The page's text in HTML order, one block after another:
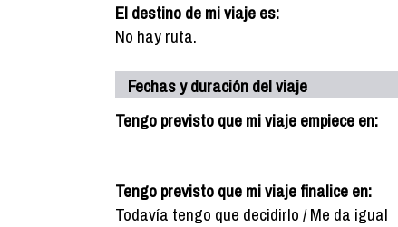
El destino de mi viaje es:
No hay ruta.
Fechas y duración del viaje
Tengo previsto que mi viaje empiece en:
Tengo previsto que mi viaje finalice en:
Todavía tengo que decidirlo / Me da igual